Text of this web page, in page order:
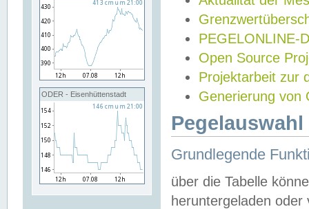
ODER - Eisenhüttenstadt
PEGELONLINE-
Open Source
Projektarbeit zur
Generierung von
Grundlegende
über die Tabelle
heruntergeladen oder